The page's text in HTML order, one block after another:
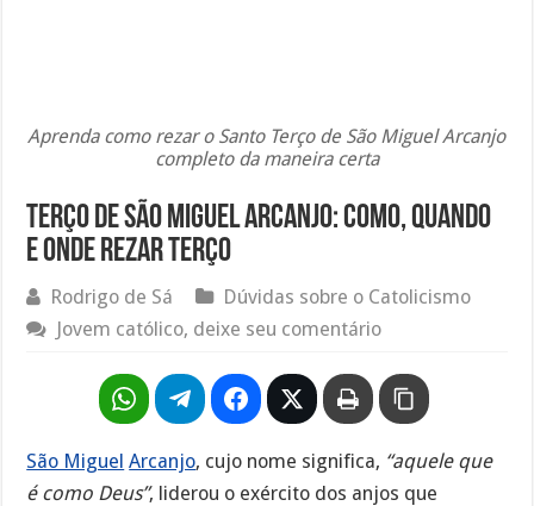
Aprenda como rezar o Santo Terço de São Miguel Arcanjo
completo da maneira certa
Terço de São Miguel Arcanjo: Como, quando
e onde rezar terço
Rodrigo de Sá
Dúvidas sobre o Catolicismo
Jovem católico, deixe seu comentário
São Miguel Arcanjo, cujo nome significa, “aquele que
é como Deus”, liderou o exército dos anjos que